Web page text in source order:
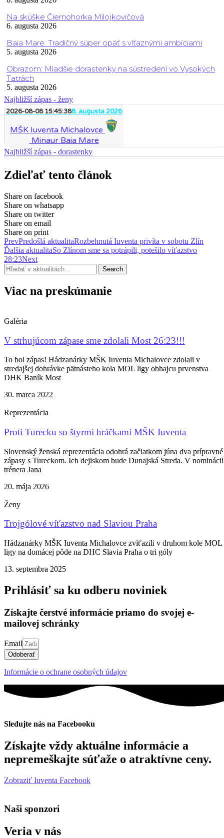
Na skúške Čiernohorka Milojkovičová
6. augusta 2026
Baia Mare: Tradičný súper opäť s víťaznými ambíciami
5. augusta 2026
Obrazom: Mladšie dorastenky na sústredení vo Vysokých
Tatrách
5. augusta 2026
Najbližší zápas - ženy
2026-08-08 15:45:388. augusta 2026
MŠK Iuventa Michalovce
Minaur Baia Mare
Najbližší zápas - dorastenky
Zdieľať tento článok
Share on facebook
Share on whatsapp
Share on twitter
Share on email
Share on print
PrevPredošlá aktualitaRozbehnutá Iuventa privíta v sobotu Zlín
Ďalšia aktualitaSo Zlínom sme sa potrápili, potešilo víťazstvo
28:23Next
Search
Viac na preskúmanie
Galéria
V strhujúcom zápase sme zdolali Most 26:23!!!
To bol zápas! Hádzanárky MŠK Iuventa Michalovce zdolali v
stredajšej dohrávke pätnásteho kola MOL ligy obhajcu prvenstva
DHK Baník Most
30. marca 2022
Reprezentácia
Proti Turecku so štyrmi hráčkami MŠK Iuventa
Slovenský ženská reprezentácia odohrá začiatkom júna dva prípravné
zápasy s Tureckom. Ich dejiskom bude Dunajská Streda. V nominácii
trénera Jana
20. mája 2026
Ženy
Trojgólové víťazstvo nad Slaviou Praha
Hádzanárky MŠK Iuventa Michalovce zvíťazili v druhom kole MOL
ligy na domácej pôde na DHC Slavia Praha o tri góly
13. septembra 2025
Prihlásiť sa ku odberu noviniek
Získajte čerstvé informácie priamo do svojej e-
mailovej schránky
Email
Odoberať
Informácie o ochrane osobných údajov
Sledujte nás na Facebooku
Získajte vždy aktuálne informácie a
nepremeškajte súťaže o atraktívne ceny.
Zobraziť Iuventa Facebook
Naši sponzori
Veria v nás